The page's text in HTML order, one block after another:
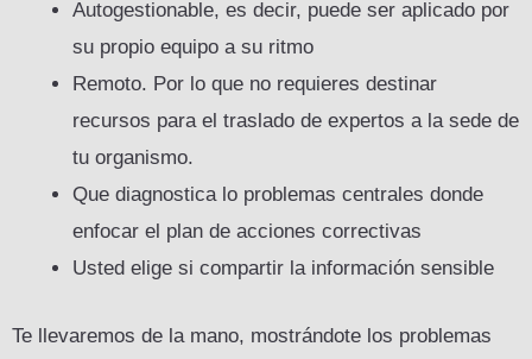
Autogestionable, es decir, puede ser aplicado por
su propio equipo a su ritmo
Remoto. Por lo que no requieres destinar
recursos para el traslado de expertos a la sede de
tu organismo.
Que diagnostica lo problemas centrales donde
enfocar el plan de acciones correctivas
Usted elige si compartir la información sensible
Te llevaremos de la mano, mostrándote los problemas